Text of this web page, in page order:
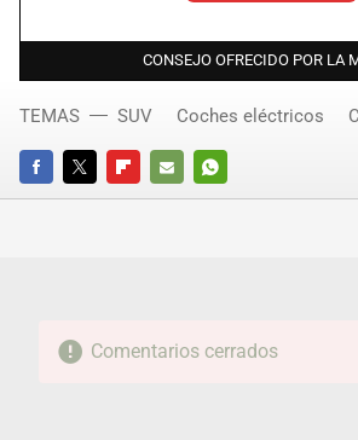
CONSEJO OFRECIDO POR LA
FACEBOOKTWITTERFLIPBOARD
E-
WHATSAPP
TEMAS SUV Coches eléctricos
Comentarios cerrados